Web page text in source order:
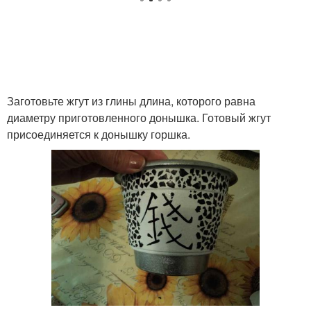
Заготовьте жгут из глины длина, которого равна
диаметру приготовленного донышка. Готовый жгут
присоединяется к донышку горшка.